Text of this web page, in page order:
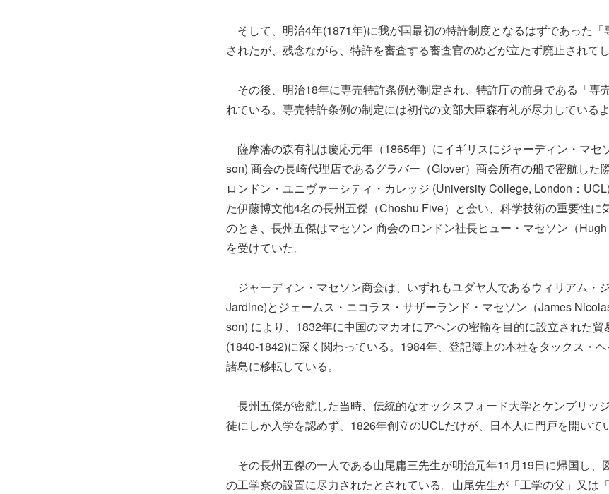
そして、明治4年(1871年)に我が国最初の特許制度となるはずであった「
されたが、残念ながら、特許を審査する審査官のめどが立たず廃止されてし
その後、明治18年に専売特許条例が制定され、特許庁の前身である「専
れている。専売特許条例の制定には初代の文部大臣森有礼が尽力しているよ
薩摩藩の森有礼は慶応元年（1865年）にイギリスにジャーディン・マセ
son) 商会の長崎代理店であるグラバー（Glover）商会所有の船で密航した
ロンドン・ユニヴァーシティ・カレッジ (University College, London：
た伊藤博文他4名の長州五傑（Choshu Five）と会い、科学技術の重要性に
のとき、長州五傑はマセソン 商会のロンドン社長ヒュー・マセソン（
を受けていた。
ジャーディン・マセソン商会は、いずれもユダヤ人であるウィリアム・
Jardine)とジェームス・ニコラス・サザーランド・マセソン（James
son) により、1832年に中国のマカオにアヘンの密輸を目的に設立された
(1840-1842)に深く関わっている。1984年、登記簿上の本社をタックス・
諸島に移転している。
長州五傑が密航した当時、伝統的なオックスフォード大学とケンブリッ
徒にしか入学を認めず、1826年創立のUCLだけが、日本人に門戸を開いて
その長州五傑の一人である山尾庸三先生が明治元年11月19日に帰国し、
の工学寮の設置に尽力されたとされている。山尾先生が「工学の父」又は